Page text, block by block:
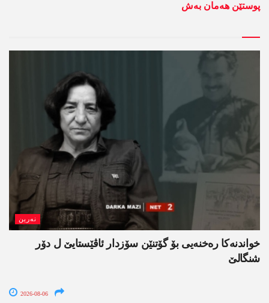
پوستێن ھەمان بەش
نەرین
خواندنه‌كا رەخنەیی بۆ گۆتنێن سۆزدار ئاڤێستایێ ل دۆر
شنگالێ
2026-08-06